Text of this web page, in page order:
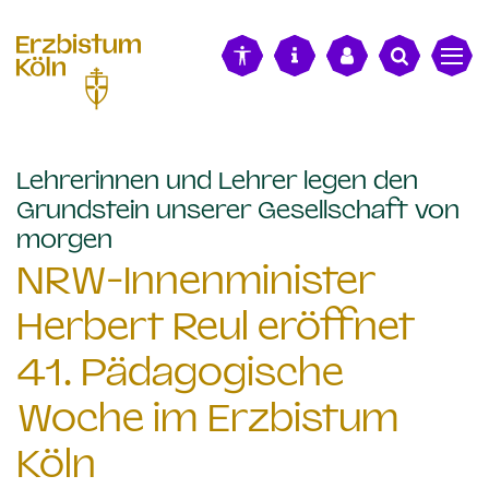
Lehrerinnen und Lehrer legen den
Grundstein unserer Gesellschaft von
morgen
NRW-Innenminister
Herbert Reul eröffnet
41. Pädagogische
Woche im Erzbistum
Köln